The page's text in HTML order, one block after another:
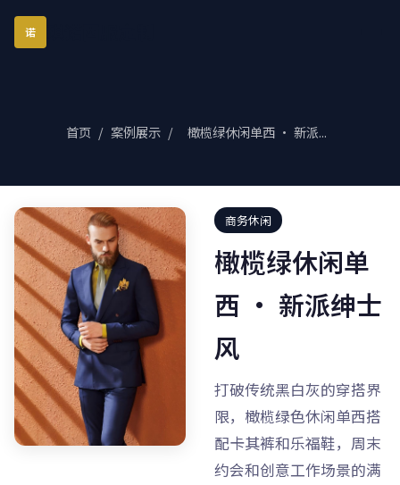
诺
首页 / 案例展示 / 橄榄绿休闲单西 · 新派...
商务休闲
橄榄绿休闲单
西 · 新派绅士
风
打破传统黑白灰的穿搭界
限，橄榄绿色休闲单西搭
配卡其裤和乐福鞋，周末
约会和创意工作场景的满